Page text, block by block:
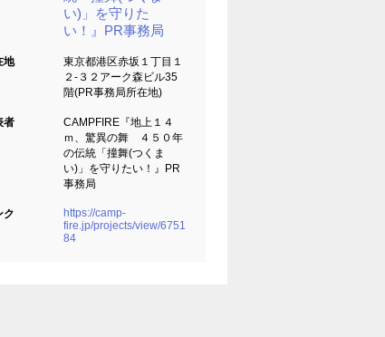
い)」を守りた
い！』PR事務局
地
東京都港区赤坂１丁目１
２-３２アーク森ビル35
階(PR事務局所在地)
者
CAMPFIRE『地上１４
ｍ、驚異の舞 ４５０年
の伝統「撞舞(つくま
い)」を守りたい！』PR
事務局
ク
https://camp-
fire.jp/projects/view/6751
84